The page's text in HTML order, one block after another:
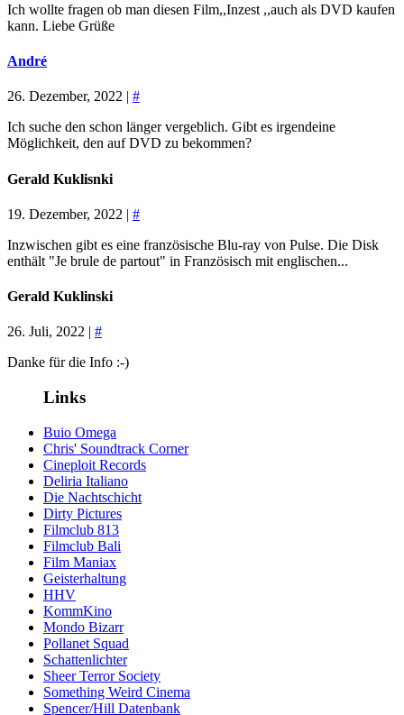
Ich wollte fragen ob man diesen Film,,Inzest ,,auch als DVD kaufen
kann. Liebe Grüße
André
26. Dezember, 2022 | #
Ich suche den schon länger vergeblich. Gibt es irgendeine
Möglichkeit, den auf DVD zu bekommen?
Gerald Kuklisnki
19. Dezember, 2022 | #
Inzwischen gibt es eine französische Blu-ray von Pulse. Die Disk
enthält "Je brule de partout" in Französisch mit englischen...
Gerald Kuklinski
26. Juli, 2022 | #
Danke für die Info :-)
Links
Buio Omega
Chris' Soundtrack Corner
Cineploit Records
Deliria Italiano
Die Nachtschicht
Dirty Pictures
Filmclub 813
Filmclub Bali
Film Maniax
Geisterhaltung
HHV
KommKino
Mondo Bizarr
Pollanet Squad
Schattenlichter
Sheer Terror Society
Something Weird Cinema
Spencer/Hill Datenbank